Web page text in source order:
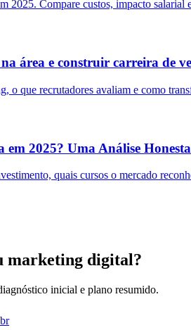
2025. Compare custos, impacto salarial
área e construir carreira de
o que recrutadores avaliam e como
2025? Uma Análise Honesta
quais cursos o mercado
marketing digital?
inicial e plano resumido.